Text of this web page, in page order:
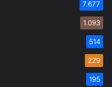
7.677
1.093
514
229
195